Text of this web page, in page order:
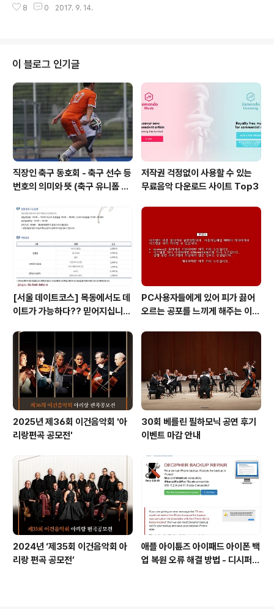
시길 바랍니다. [티켓 응모이벤트가 마감되었습니다..
한 이해가 필요합니다. 홍승찬교수님께서 이건음악회 팬
랍니다. 러시아 정교회의 역사와 전례음악 (홍승찬 교수) 2
017년은 루터가 카톨릭 교회의 반성과 혁신을 촉구하면서
시작된 종교개혁이 500주년을 맞이하는 해입니다. 그로
말미암아 소위 개신교 교회가 등장하기 전까지 기독교는
크게 로마 카톨릭 교회와 동방 정교회(Eastern Orthodo
x Church)로 양분되어 있었습니다...
8 0 2017. 9. 14.
이 블로그 인기글
직장인 축구 동호회 - 축구 선수 등
번호의 의미와 뜻 (축구 유니폼 번
저작권 걱정없이 사용할 수 있는
무료음악 다운로드 사이트 Top3
[서울 데이트코스] 목동에서도 데
이트가 가능하다?? 믿어지십니
PC사용자들에게 있어 피가 끓어
오르는 공포를 느끼게 해주는 이
드 스크린이 있다는 사실!! 알고 계
2025년 제36회 이건음악회 '아
리랑편곡 공모전'
30회 베를린 필하모닉 공연 후기
이벤트 마감 안내
2024년 ‘제35회 이건음악회 아
리랑 편곡 공모전’
애플 아이튠즈 아이패드 아이폰 백
업 복원 오류 해결 방법 - 디시퍼